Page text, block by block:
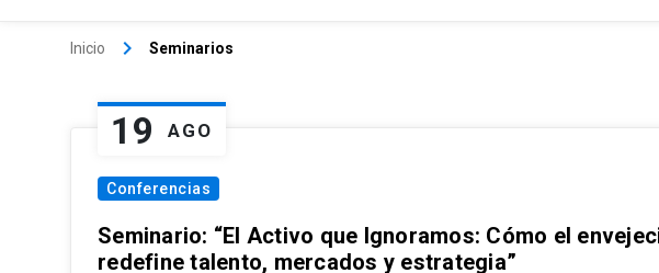
Inicio keyboard_arrow_right Seminarios
19 AGO
Conferencias
Seminario: “El Activo que Ignoramos: Cómo el
redefine talento, mercados y estrategia”